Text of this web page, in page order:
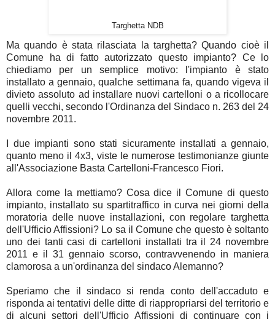
Targhetta NDB
Ma quando è stata rilasciata la targhetta? Quando cioè il
Comune ha di fatto autorizzato questo impianto? Ce lo
chiediamo per un semplice motivo: l'impianto è stato
installato a gennaio, qualche settimana fa, quando vigeva il
divieto assoluto ad installare nuovi cartelloni o a ricollocare
quelli vecchi, secondo l'Ordinanza del Sindaco n. 263 del 24
novembre 2011.
I due impianti sono stati sicuramente installati a gennaio,
quanto meno il 4x3, viste le numerose testimonianze giunte
all'Associazione Basta Cartelloni-Francesco Fiori.
Allora come la mettiamo? Cosa dice il Comune di questo
impianto, installato su spartitraffico in curva nei giorni della
moratoria delle nuove installazioni, con regolare targhetta
dell'Ufficio Affissioni? Lo sa il Comune che questo è soltanto
uno dei tanti casi di cartelloni installati tra il 24 novembre
2011 e il 31 gennaio scorso, contravvenendo in maniera
clamorosa a un'ordinanza del sindaco Alemanno?
Speriamo che il sindaco si renda conto dell'accaduto e
risponda ai tentativi delle ditte di riappropriarsi del territorio e
di alcuni settori dell'Ufficio Affissioni di continuare con i